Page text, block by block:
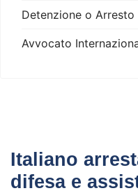
Detenzione o Arresto
Avvocato
Italiano
difesa e